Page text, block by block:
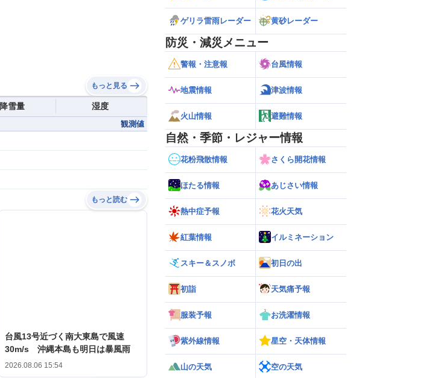
もっと見る
降雪量 湿度
観測値
もっと読む
台風13号近づく南大東島で風速
30m/s 沖縄本島も明日は暴風雨
2026.08.06 15:54
ゲリラ雷雨レーダー 黄砂レーダー
防災・減災メニュー
警報・注意報 台風情報
地震情報 津波情報
火山情報 避難情報
自然・季節・レジャー情報
花粉飛散情報 さくら開花情報
ほたる情報 あじさい情報
熱中症予報 花火天気
紅葉情報 イルミネーション
スキー＆スノボ 初日の出
初詣 天気痛予報
服装予報 お洗濯情報
紫外線情報 星空・天体情報
山の天気 空の天気